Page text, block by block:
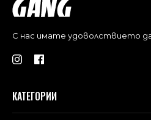
С нас имате удоволствието
КАТЕГОРИИ